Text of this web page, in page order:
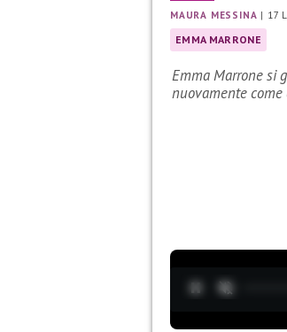
MAURA MESSINA | 17
EMMA MARRONE
Emma Marrone si
nuovamente